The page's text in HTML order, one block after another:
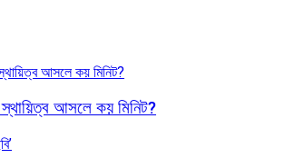
আসলে কয় মিনিট?